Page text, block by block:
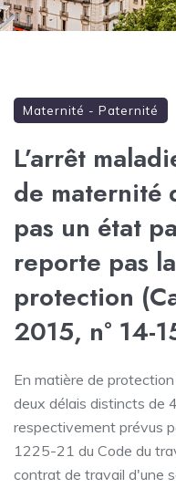
Maternité - Paternité
L’arrêt
de maternité
pas un état
reporte pas
protection
2015, n° 14-
En matière de
deux délais distincts de
respectivement prévus
1225-21 du Code du
contrat de travail d'une